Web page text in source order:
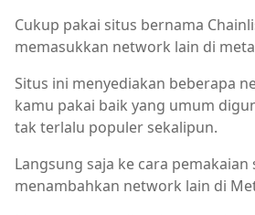
Cukup pakai situs bernama
memasukkan network lain di
Situs ini menyediakan beberapa
kamu pakai baik yang umum
tak terlalu populer sekalipun.
Langsung saja ke cara
menambahkan network lain di